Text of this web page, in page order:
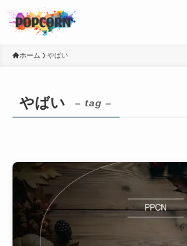
ホーム やばい
やばい – tag –